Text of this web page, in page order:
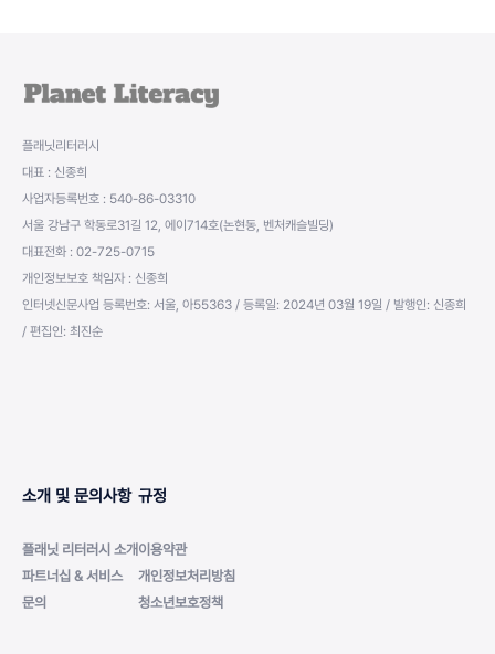
플래닛리터러시
대표 : 신종희
사업자등록번호 : 540-86-03310
서울 강남구 학동로31길 12, 에이714호(논현동, 벤처캐슬빌딩)
대표전화 : 02-725-0715
개인정보보호 책임자 : 신종희
인터넷신문사업 등록번호: 서울, 아55363 / 등록일: 2024년 03월 19일 / 발행인: 신종희
/ 편집인: 최진순
소개 및 문의사항
플래닛 리터러시 소개
파트너십 & 서비스
문의
규정
이용약관
개인정보처리방침
청소년보호정책